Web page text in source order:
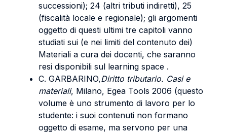
successioni); 24 (altri tributi indiretti), 25
(fiscalità locale e regionale); gli argomenti
oggetto di questi ultimi tre capitoli vanno
studiati sui (e nei limiti del contenuto dei)
Materiali a cura dei docenti, che saranno
resi disponibili sul learning space .
C. GARBARINO,Diritto tributario. Casi e
materiali, Milano, Egea Tools 2006 (questo
volume è uno strumento di lavoro per lo
studente: i suoi contenuti non formano
oggetto di esame, ma servono per una